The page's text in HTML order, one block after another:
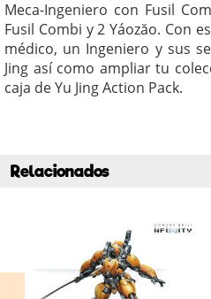
Meca-Ingeniero con Fusil
Fusil Combi y 2 Yáozăo. Con
médico, un Ingeniero y sus
Jing así como ampliar tu
caja de Yu Jing Action Pack.
Relacionados